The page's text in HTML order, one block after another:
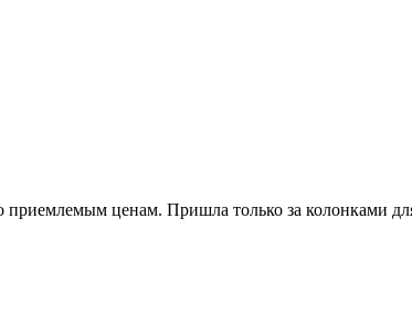
ценам. Пришла только за колонками